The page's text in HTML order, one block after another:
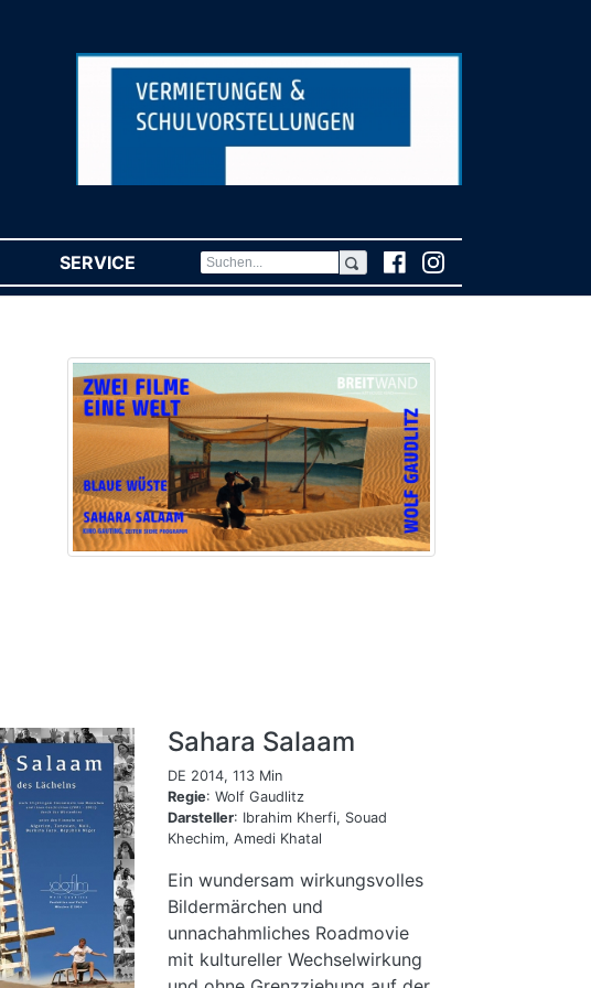
SERVICE (CURRENT)
Sahara Salaam
DE 2014, 113 Min
Regie: Wolf Gaudlitz
Darsteller: Ibrahim Kherfi, Souad
Khechim, Amedi Khatal
Ein wundersam wirkungsvolles
Bildermärchen und
unnachahmliches Roadmovie
mit kultureller Wechselwirkung